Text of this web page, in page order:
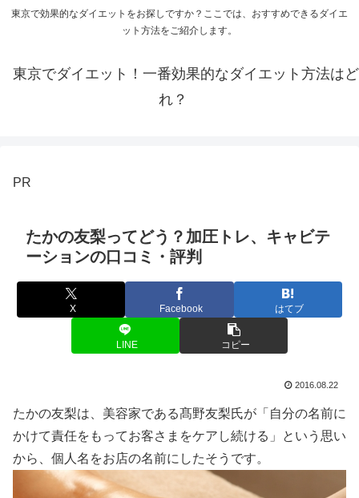
東京で効果的なダイエットをお探しですか？ここでは、おすすめできるダイエ
ット方法をご紹介します。
東京でダイエット！一番効果的なダイエット方法はど
れ？
PR
たかの友梨ってどう？加圧トレ、キャビテ
ーションの口コミ・評判
X Facebook はてブ
LINE コピー
2016.08.22
たかの友梨は、美容家である髙野友梨氏が「自分の名前に
かけて責任をもってお客さまをケアし続ける」という思い
から、個人名をお店の名前にしたそうです。